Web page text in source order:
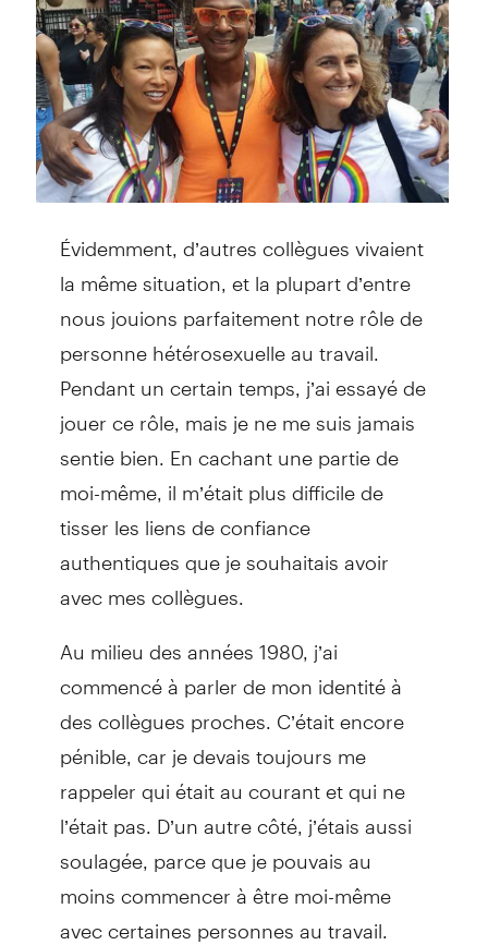
Évidemment, d’autres collègues vivaient
la même situation, et la plupart d’entre
nous jouions parfaitement notre rôle de
personne hétérosexuelle au travail.
Pendant un certain temps, j’ai essayé de
jouer ce rôle, mais je ne me suis jamais
sentie bien. En cachant une partie de
moi-même, il m’était plus difficile de
tisser les liens de confiance
authentiques que je souhaitais avoir
avec mes collègues.
Au milieu des années 1980, j’ai
commencé à parler de mon identité à
des collègues proches. C’était encore
pénible, car je devais toujours me
rappeler qui était au courant et qui ne
l’était pas. D’un autre côté, j’étais aussi
soulagée, parce que je pouvais au
moins commencer à être moi-même
avec certaines personnes au travail.